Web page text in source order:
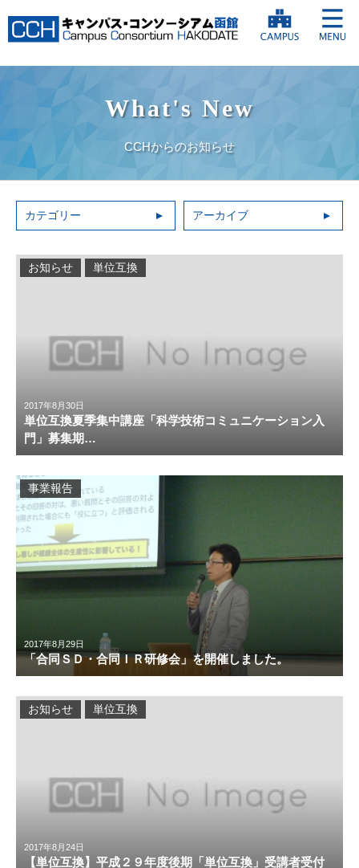
What's New
CCHからのお知らせ
カテゴリー アーカイブ
2017年8月30日
単位互換夏季集中講座「科学技術コミュニケーション入
門」募集期…
お知らせ 単位互換
2017年8月29日
「合同ＳＤ・合同ＩＲ研修会」を開催しました。
事業報告
2017年8月24日
【単位互換】平成２９年度後期「単位互換」受講者受付
お知らせ 単位互換